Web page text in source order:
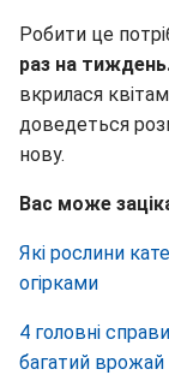
Робити це
раз на
вкрилася
доведеться
нову.
Вас може
Які рослини
огірками
4 головні
багатий врожай